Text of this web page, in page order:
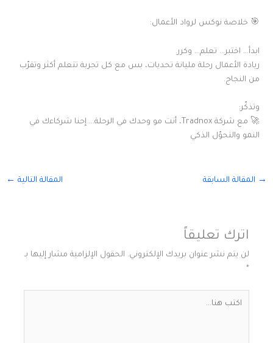
🎯 خلاصة نوكس لرواد الأعمال:
ابدأ… اختبر… تعلم… وكرر.
ريادة الأعمال رحلة مليانة تحديات، بس مع كل تجربة تتعلم أكثر وتقرّب
من النجاح.
وتذكّر:
🚀 مع شركة Tradnox، أنت مو وحدك في الرحلة… إحنا شركاءك في
النمو والتحوّل الذكي
→ المقالة السابقة المقالة التالية ←
اترك تعليقاً
لن يتم نشر عنوان بريدك الإلكتروني. الحقول الإلزامية مشار إليها بـ
*